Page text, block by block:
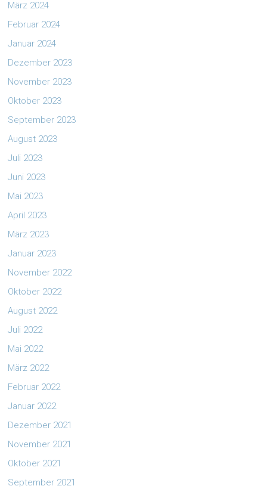
März 2024
Februar 2024
Januar 2024
Dezember 2023
November 2023
Oktober 2023
September 2023
August 2023
Juli 2023
Juni 2023
Mai 2023
April 2023
März 2023
Januar 2023
November 2022
Oktober 2022
August 2022
Juli 2022
Mai 2022
März 2022
Februar 2022
Januar 2022
Dezember 2021
November 2021
Oktober 2021
September 2021